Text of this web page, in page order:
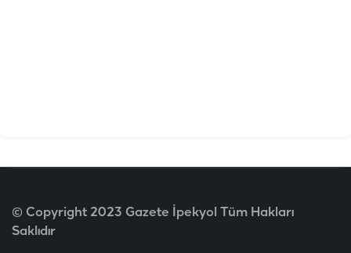
© Copyright 2023 Gazete İpekyol Tüm Hakları
Saklıdır